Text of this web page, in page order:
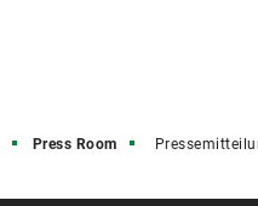
Press Room